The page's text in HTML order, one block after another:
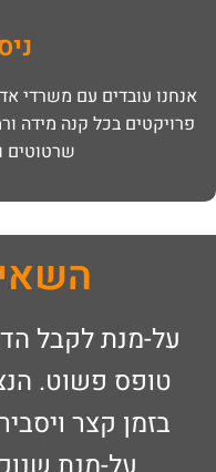
אנחנו עובדים עם משרדי
פרויקטים בכל קנה מידה
שרטוטים
על-מנת לקבל
טופס פשוט.
בזמן קצר